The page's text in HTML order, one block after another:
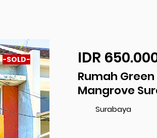
Dijual
-SOLD- IDR
Rumah
Mangrove
Surabaya